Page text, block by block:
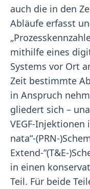
auch die in den
Abläufe erfasst
mithilfe eines
Systems vor Ort
Zeit bestimmte
in Anspruch
gliedert sich –
VEGF-Injektionen
nata“-(PRN-
Extend-“(T&E-
in einen
Teil. Für beide